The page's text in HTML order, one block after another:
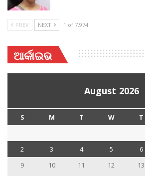
PREV NEXT 1 of 7,974
ଆର୍କାଇଭ
August 2026
S M T W T
2
3 4 5 6
9
10 11 12 13